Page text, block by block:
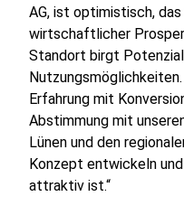
AG, ist optimistisch,
wirtschaftlicher
Standort birgt
Erfahrung mit
Abstimmung mit
Lünen und den
Konzept entwickeln
attraktiv ist.“